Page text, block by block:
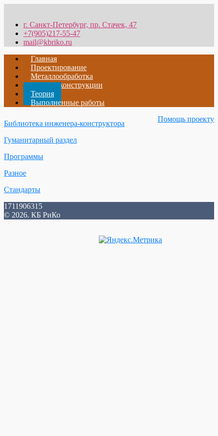
г. Санкт-Петербург, пр. Стачек, 47
+7(905)217-55-47
mail@kbriko.ru
Главная
Проектирование
Металлообработка
Металлоконструкции
Теория
Выполненные работы
Помощь проекту
Библиотека инженера-конструктора
Гуманитарный раздел
Программы
Разное
Стандарты
1711906315
© 2026. КБ РиКо